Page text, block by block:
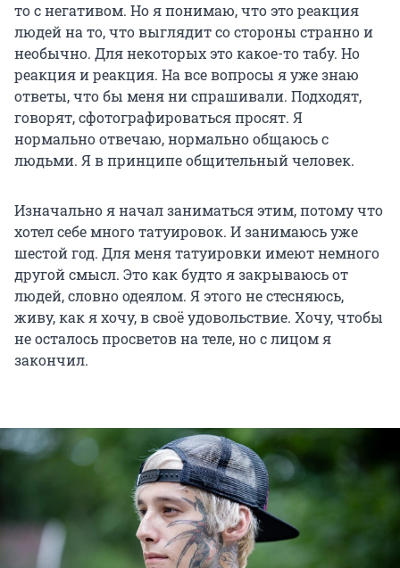
то с негативом. Но я понимаю, что это реакция
людей на то, что выглядит со стороны странно и
необычно. Для некоторых это какое-то табу. Но
реакция и реакция. На все вопросы я уже знаю
ответы, что бы меня ни спрашивали. Подходят,
говорят, сфотографироваться просят. Я
нормально отвечаю, нормально общаюсь с
людьми. Я в принципе общительный человек.
Изначально я начал заниматься этим, потому что
хотел себе много татуировок. И занимаюсь уже
шестой год. Для меня татуировки имеют немного
другой смысл. Это как будто я закрываюсь от
людей, словно одеялом. Я этого не стесняюсь,
живу, как я хочу, в своё удовольствие. Хочу, чтобы
не осталось просветов на теле, но с лицом я
закончил.